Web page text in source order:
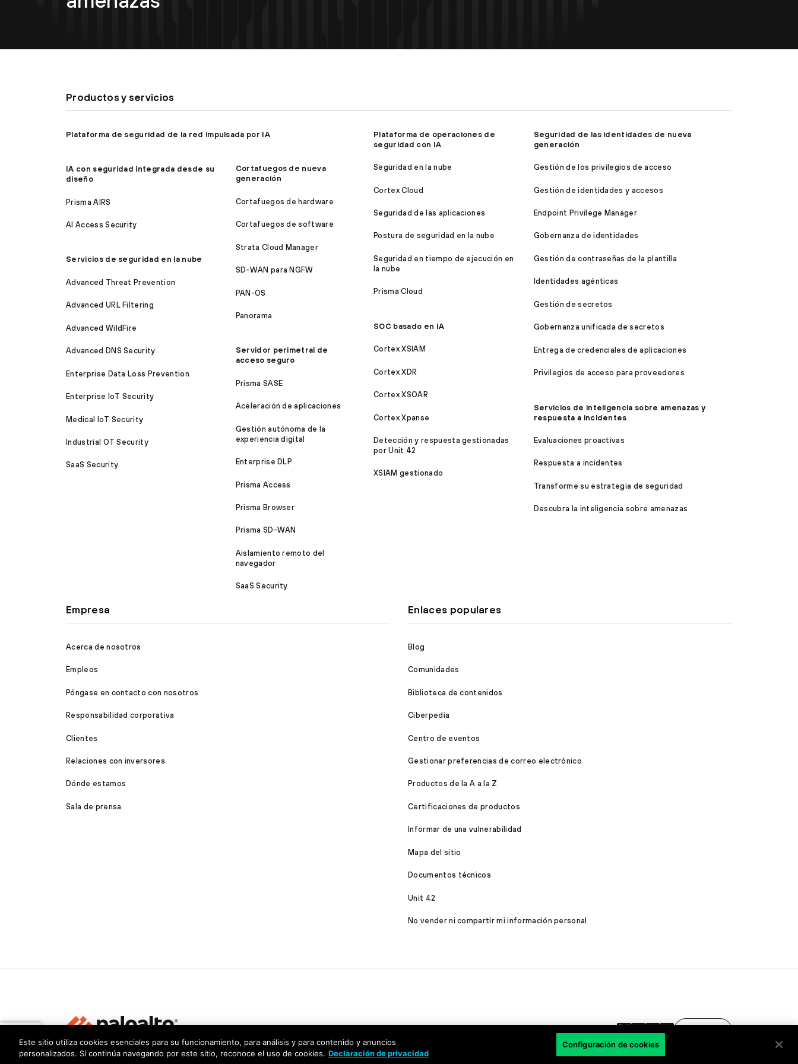
Productos y servicios
Plataforma de seguridad de la red impulsada por IA
IA con seguridad integrada desde su
diseño
Prisma AIRS
AI Access Security
Servicios de seguridad en la nube
Advanced Threat Prevention
Advanced URL Filtering
Advanced WildFire
Advanced DNS Security
Enterprise Data Loss Prevention
Enterprise IoT Security
Medical IoT Security
Industrial OT Security
SaaS Security
Cortafuegos de nueva
generación
Cortafuegos de hardware
Cortafuegos de software
Strata Cloud Manager
SD-WAN para NGFW
PAN-OS
Panorama
Servidor perimetral de
acceso seguro
Prisma SASE
Aceleración de aplicaciones
Gestión autónoma de la
experiencia digital
Enterprise DLP
Prisma Access
Prisma Browser
Prisma SD-WAN
Aislamiento remoto del
navegador
SaaS Security
Plataforma de operaciones de
seguridad con IA
Seguridad en la nube
Cortex Cloud
Seguridad de las aplicaciones
Postura de seguridad en la nube
Seguridad en tiempo de ejecución en
la nube
Prisma Cloud
SOC basado en IA
Cortex XSIAM
Cortex XDR
Cortex XSOAR
Cortex Xpanse
Detección y respuesta gestionadas
por Unit 42
XSIAM gestionado
Seguridad de las identidades de nueva
generación
Gestión de los privilegios de acceso
Gestión de identidades y accesos
Endpoint Privilege Manager
Gobernanza de identidades
Gestión de contraseñas de la plantilla
Identidades agénticas
Gestión de secretos
Gobernanza unificada de secretos
Entrega de credenciales de aplicaciones
Privilegios de acceso para proveedores
Servicios de inteligencia sobre amenazas y
respuesta a incidentes
Evaluaciones proactivas
Respuesta a incidentes
Transforme su estrategia de seguridad
Descubra la inteligencia sobre amenazas
Empresa
Acerca de nosotros
Empleos
Póngase en contacto con nosotros
Responsabilidad corporativa
Clientes
Relaciones con inversores
Dónde estamos
Sala de prensa
Enlaces populares
Blog
Comunidades
Biblioteca de contenidos
Ciberpedia
Centro de eventos
Gestionar preferencias de correo electrónico
Productos de la A a la Z
Certificaciones de productos
Informar de una vulnerabilidad
Mapa del sitio
Documentos técnicos
Unit 42
No vender ni compartir mi información personal
PrivacidadCentro de confianzaTérminos de uso Documentos
Este sitio utiliza cookies esenciales para su funcionamiento, para análisis y para contenido y anuncios
personalizados. Si continúa navegando por este sitio, reconoce el uso de cookies. Declaración de privacidad
Configuración de cookies